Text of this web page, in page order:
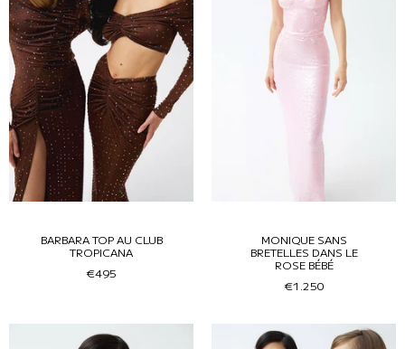
BARBARA TOP AU CLUB
TROPICANA
€495
MONIQUE SANS
BRETELLES DANS LE
ROSE BÉBÉ
€1.250